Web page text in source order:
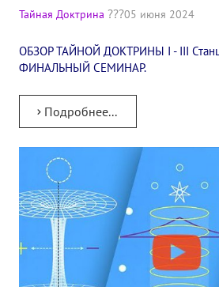
Тайная Доктрина 05 июня 2024
ОБЗОР ТАЙНОЙ ДОКТРИНЫ I - III
ФИНАЛЬНЫЙ СЕМИНАР.
Подробнее...